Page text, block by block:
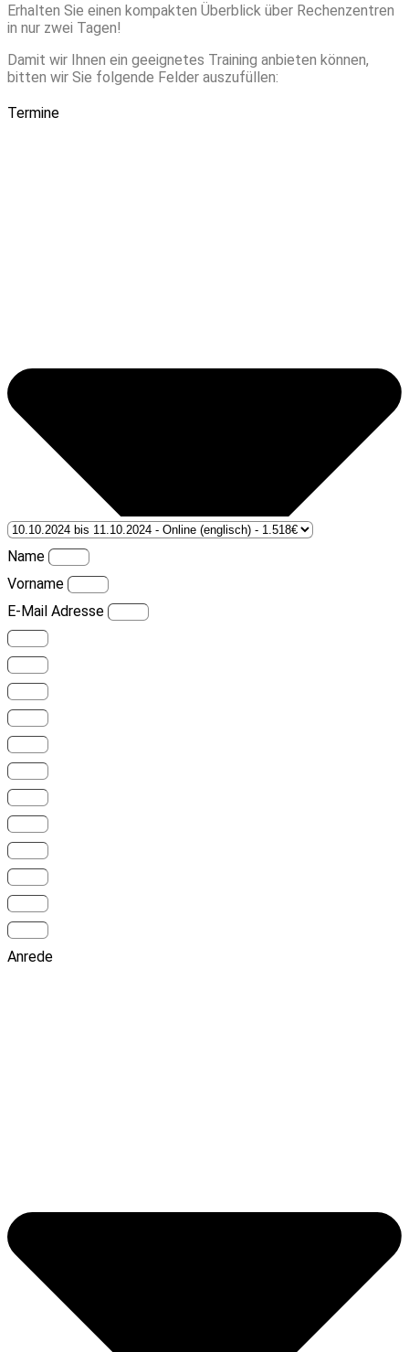
Erhalten Sie einen kompakten Überblick über Rechenzentren
in nur zwei Tagen!
Damit wir Ihnen ein geeignetes Training anbieten können,
bitten wir Sie folgende Felder auszufüllen:
Termine
Name
Vorname
E-Mail Adresse
Anrede